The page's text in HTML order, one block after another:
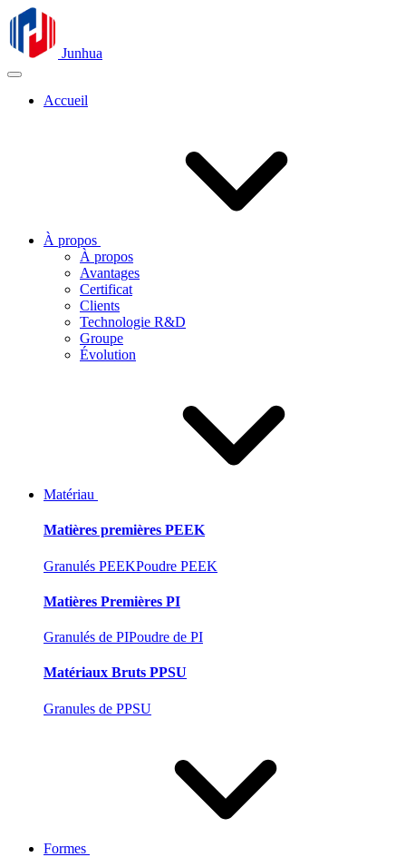
Junhua
Accueil
À propos
À propos
Avantages
Certificat
Clients
Technologie R&D
Groupe
Évolution
Matériau
Matières premières PEEK
Granulés PEEKPoudre PEEK
Matières Premières PI
Granulés de PIPoudre de PI
Matériaux Bruts PPSU
Granules de PPSU
Formes